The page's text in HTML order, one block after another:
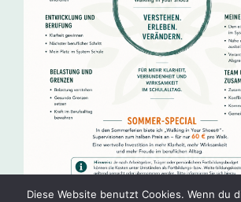
Diese Website benutzt Cookies. Wenn du